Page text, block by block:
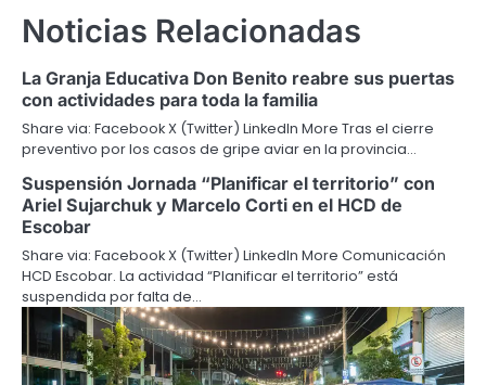
Noticias Relacionadas
La Granja Educativa Don Benito reabre sus puertas
con actividades para toda la familia
Share via: Facebook X (Twitter) LinkedIn More Tras el cierre
preventivo por los casos de gripe aviar en la provincia…
Suspensión Jornada “Planificar el territorio” con
Ariel Sujarchuk y Marcelo Corti en el HCD de
Escobar
Share via: Facebook X (Twitter) LinkedIn More Comunicación
HCD Escobar. La actividad “Planificar el territorio” está
suspendida por falta de…